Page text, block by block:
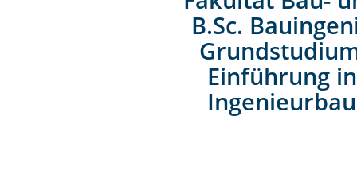
B.Sc.
Einführung